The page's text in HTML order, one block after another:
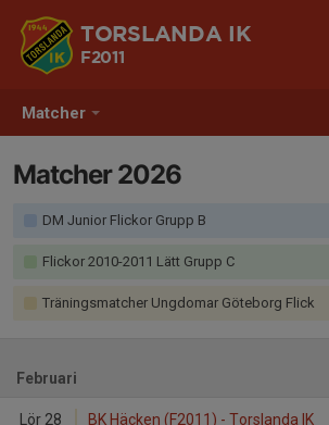
Matcher
TORSLANDA IK
F2011
Matcher 2026
DM Junior Flickor Grupp B
Flickor 2010-2011 Lätt Grupp C
Träningsmatcher Ungdomar Göteborg Flick
Februari
Lör 28
BK Häcken (F2011) - Torslanda IK